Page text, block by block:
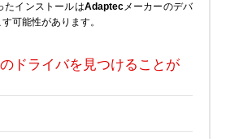
たインストールはAdaptecメーカーのデバ
可能性があります。
ドライバを見つけることが